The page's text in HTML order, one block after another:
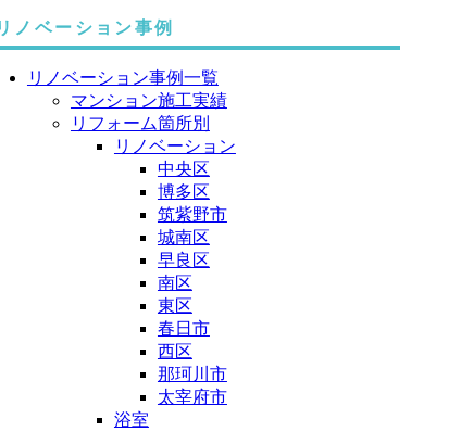
ノベーション事例
リノベーション事例一覧
マンション施工実績
リフォーム箇所別
リノベーション
中央区
博多区
筑紫野市
城南区
早良区
南区
東区
春日市
西区
那珂川市
太宰府市
浴室